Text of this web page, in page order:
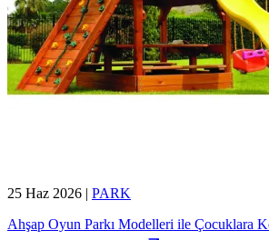
25 Haz 2026 | PARK
Ahşap Oyun Parkı Modelleri ile Çocuklara